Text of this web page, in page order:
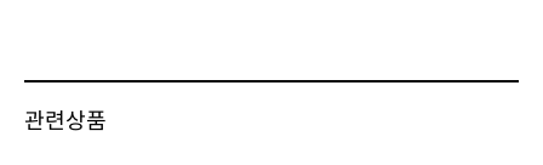
관련상품